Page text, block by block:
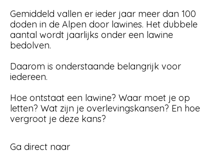
Gemiddeld vallen er ieder jaar meer dan 100
doden in de Alpen door lawines. Het dubbele
aantal wordt jaarlijks onder een lawine
bedolven.
Daarom is onderstaande belangrijk voor
iedereen.
Hoe ontstaat een lawine? Waar moet je op
letten? Wat zijn je overlevingskansen? En hoe
vergroot je deze kans?
Ga direct naar